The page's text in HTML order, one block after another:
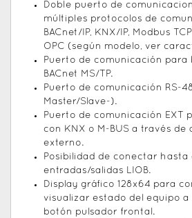
Doble puerto de
múltiples protocolos de
BACnet/IP, KNX/IP, Modbus
OPC (según modelo, ver
Puerto de comunicación para
BACnet MS/TP.
Puerto de comunicación RS-
Master/Slave-).
Puerto de comunicación EXT
con KNX o M-BUS a través de
externo.
Posibilidad de conectar hasta
entradas/salidas LIOB.
Display gráfico 128x64 para
visualizar estado del equipo a
botón pulsador frontal.